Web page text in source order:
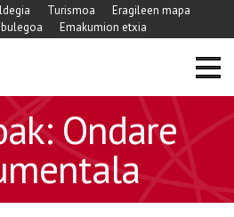
Turismoa
Eragileen mapa
Emakumion etxia
Ondare